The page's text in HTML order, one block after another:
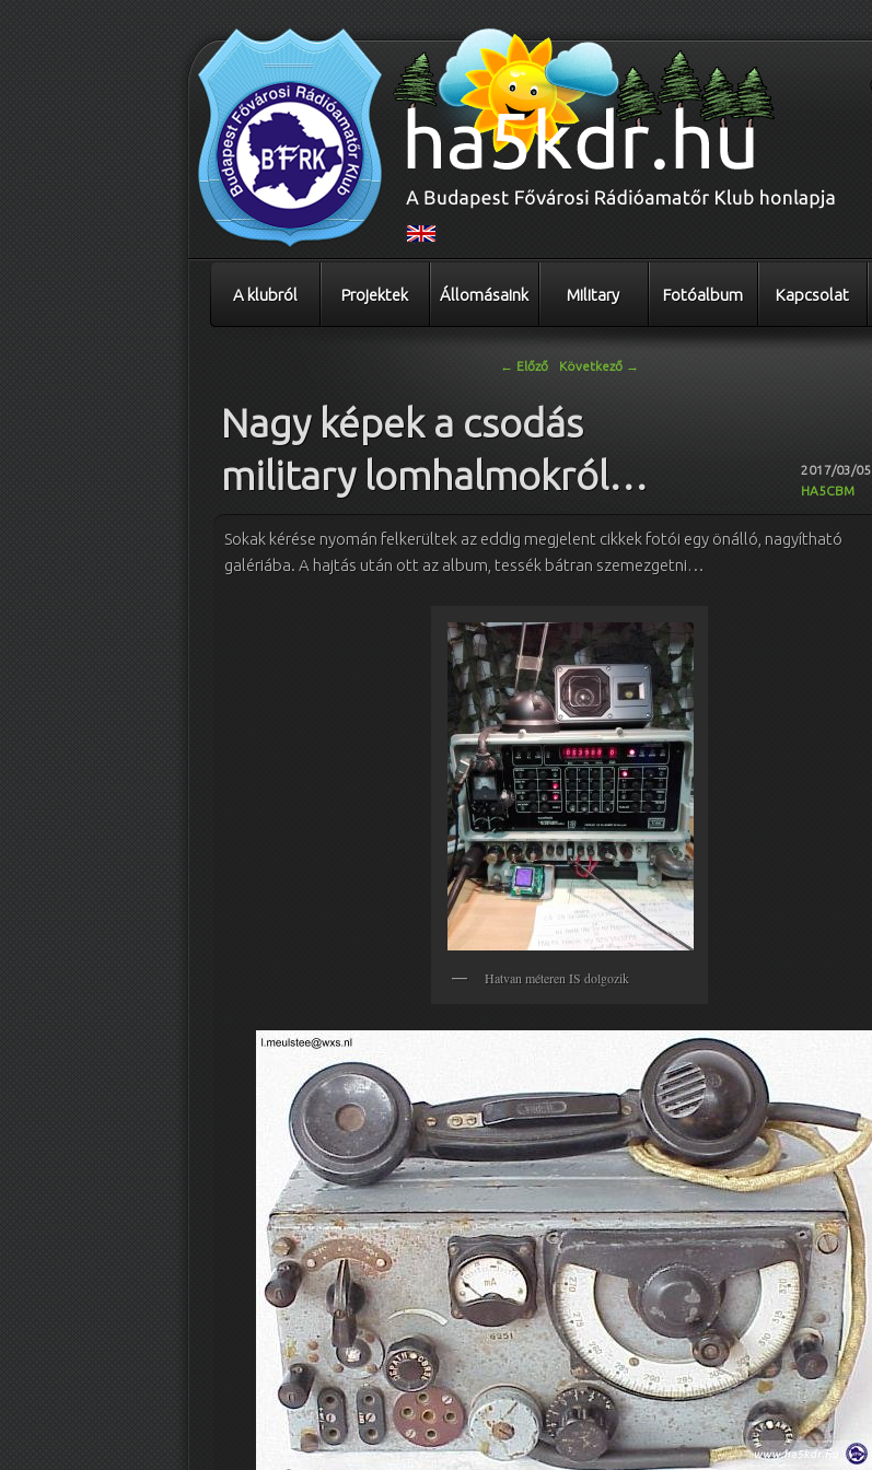
A klubról Projektek Állomásaink Military Fotóalbum Kapcsolat
← Előző Következő →
Nagy képek a csodás
military lomhalmokról…
2017/03/05
HA5CBM
Sokak kérése nyomán felkerültek az eddig megjelent cikkek fotói egy önálló, nagyítható
galériába. A hajtás után ott az album, tessék bátran szemezgetni…
Hatvan méteren IS dolgozik